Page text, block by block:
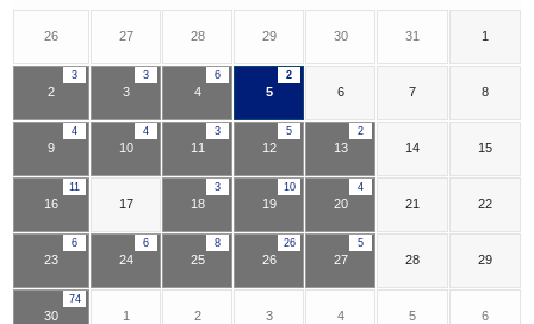
26 27 28 29 30 31 1
3
2
3
3
6
4
2
5 6 7 8
4
9
4
10
3
11
5
12
2
13 14 15
11
16 17
3
18
10
19
4
20 21 22
6
23
6
24
8
25
26
26
5
27 28 29
74
30 1 2 3 4 5 6